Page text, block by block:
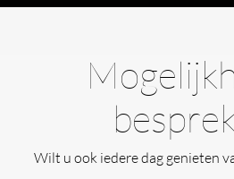
Wilt u ook iedere dag genieten